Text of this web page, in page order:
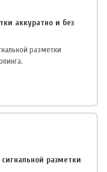
аккуратно и без
разметки
разметки